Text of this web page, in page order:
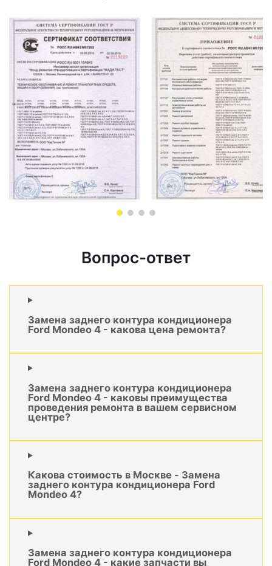
Вопрос-ответ
Замена заднего контура кондиционера
Ford Mondeo 4 - какова цена ремонта?
Замена заднего контура кондиционера
Ford Mondeo 4 - каковы преимущества
проведения ремонта в вашем сервисном
центре?
Какова стоимость в Москве - Замена
заднего контура кондиционера Ford
Mondeo 4?
Замена заднего контура кондиционера
Ford Mondeo 4 - какие запчасти вы